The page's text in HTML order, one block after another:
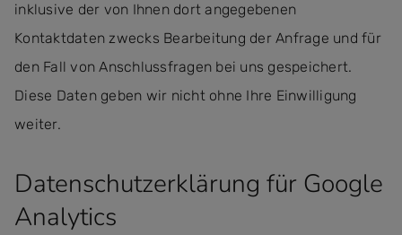
inklusive der von Ihnen dort angegebenen
Kontaktdaten zwecks Bearbeitung der Anfrage und für
den Fall von Anschlussfragen bei uns gespeichert.
Diese Daten geben wir nicht ohne Ihre Einwilligung
weiter.
Datenschutzerklärung für Google
Analytics